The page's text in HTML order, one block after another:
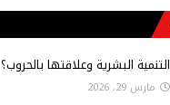
التنمية البشرية وعلاقتها بالحروب؟
مارس 29, 2026